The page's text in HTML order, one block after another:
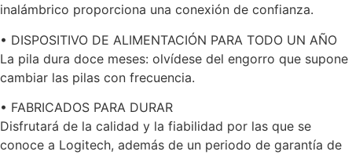
inalámbrico proporciona una conexión de confianza.
• DISPOSITIVO DE ALIMENTACIÓN PARA TODO UN AÑO
La pila dura doce meses: olvídese del engorro que supone
cambiar las pilas con frecuencia.
• FABRICADOS PARA DURAR
Disfrutará de la calidad y la fiabilidad por las que se
conoce a Logitech, además de un periodo de garantía de